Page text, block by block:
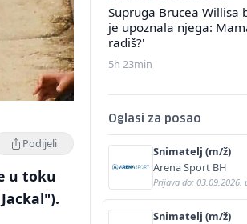
Podijeli
u toku
Supruga Brucea Willisa
je upoznala njega:
radiš?'
5h 23min
Oglasi za posao
Snimatelj (m/ž)
Arena Sport BH
Prijava do: 03.09.2026.
Snimatelj (m/ž)